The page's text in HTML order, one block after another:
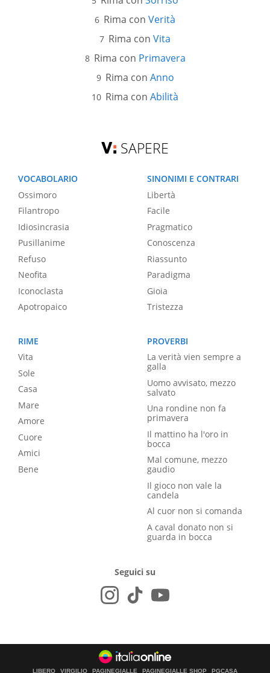
Rima con Verità
Rima con Vita
Rima con Primavera
Rima con Anno
Rima con Abilità
SAPERE
VOCABOLARIO
Ossimoro
Filantropo
Idiosincrasia
Pusillanime
Refuso
Neofita
Iconoclasta
Apotropaico
SINONIMI E CONTRARI
Libertà
Facile
Pragmatico
Conoscenza
Riassunto
Paradigma
Gioia
Tristezza
RIME
Vita
Sole
Casa
Mare
Amore
Cuore
Amici
Bene
PROVERBI
La verità vien sempre a
galla
Uomo avvisato, mezzo
salvato
Una rondine non fa
primavera
Il mattino ha l'oro in
bocca
Mal comune, mezzo
gaudio
Il gioco non vale la
candela
Al cuor non si comanda
A caval donato non si
guarda in bocca
Seguici su
LIBERO VIRGILIO PAGINEGIALLE PAGINEGIALLE SHOP PGCASA